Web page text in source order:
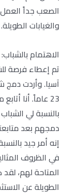
الصعب جداً العمل
والغيابات الطويلة.
الاهتمام بالشباب:
تم إعطاء فرصة
آسيا. وأردت دمج
بالنسبة لي
دمجهم بعد
إنه أمر جيد
في الظروف
المتاحة لهم،
الطويلة عن